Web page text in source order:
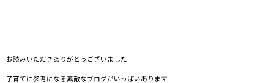
お読みいただきありがとうございました
子育てに参考になる素敵なブログがいっぱいあります